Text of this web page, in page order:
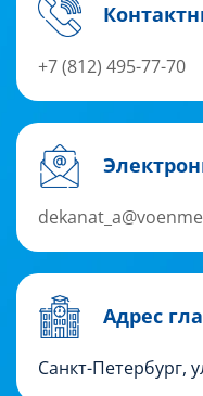
+7 (812) 495-77-70
Адрес
Санкт-Петербург,